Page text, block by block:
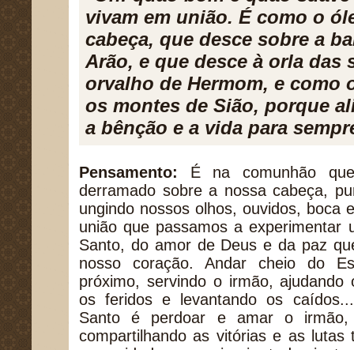
vivam em união. É como o
cabeça, que desce sobre a
Arão, e que desce à orla das
orvalho de Hermom, e como
os montes de Sião, porque
a bênção e a vida para
Pensamento: É na comunhão
derramado sobre a nossa cabeça,
ungindo nossos olhos, ouvidos, boca
união que passamos a experimentar
Santo, do amor de Deus e da paz
nosso coração. Andar cheio do
próximo, servindo o irmão, ajudando
os feridos e levantando os
Santo é perdoar e amar o
compartilhando as vitórias e as